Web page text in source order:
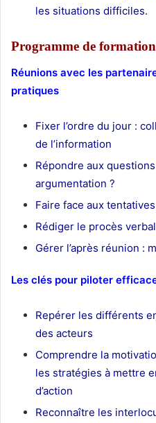
les situations difficiles.
Programme de
Réunions avec les
pratiques
Fixer l’ordre du jour :
de l’information
Répondre aux
argumentation ?
Faire face aux
Rédiger le procès verbal
Gérer l’après réunion :
Les clés pour piloter
Repérer les différents
des acteurs
Comprendre la
les stratégies à mettre
d’action
Reconnaître les